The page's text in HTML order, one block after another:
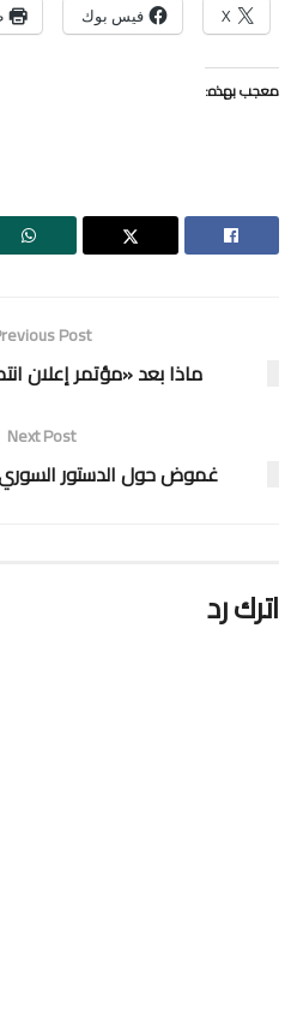
X فيس بوك
معجب بهذه:
Post
ماذا بعد «مؤتمر إعلان
Next Post
غموض حول الدستور السوري
اترك رد